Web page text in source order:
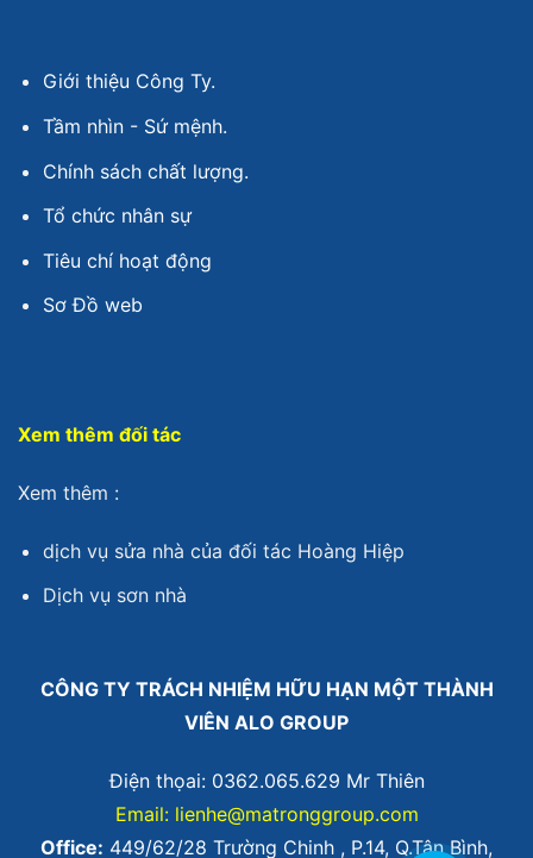
Giới thiệu Công Ty.
Tầm nhìn - Sứ mệnh.
Chính sách chất lượng.
Tổ chức nhân sự
Tiêu chí hoạt động
Sơ Đồ web
Xem thêm đối tác
Xem thêm :
dịch vụ sửa nhà của đối tác Hoàng Hiệp
Dịch vụ sơn nhà
CÔNG TY TRÁCH NHIỆM HỮU HẠN MỘT THÀNH
VIÊN ALO GROUP
Điện thọai: 0362.065.629 Mr Thiên
Email: lienhe@matronggroup.com
Office: 449/62/28 Trường Chinh , P.14, Q.Tân Bình,